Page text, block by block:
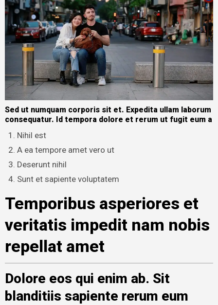
Sed ut numquam corporis sit et. Expedita ullam laborum
consequatur. Id tempora dolore et rerum ut fugit eum a
Nihil est
A ea tempore amet vero ut
Deserunt nihil
Sunt et sapiente voluptatem
Temporibus asperiores et
veritatis impedit nam nobis
repellat amet
Dolore eos qui enim ab. Sit
blanditiis sapiente rerum eum